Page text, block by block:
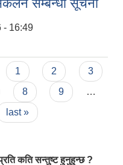
संकलन सम्बन्धी सूचना
- 16:49
1 2
3
8 9
…
last »
कति सन्तुष्ट हुनुहुन्छ ?